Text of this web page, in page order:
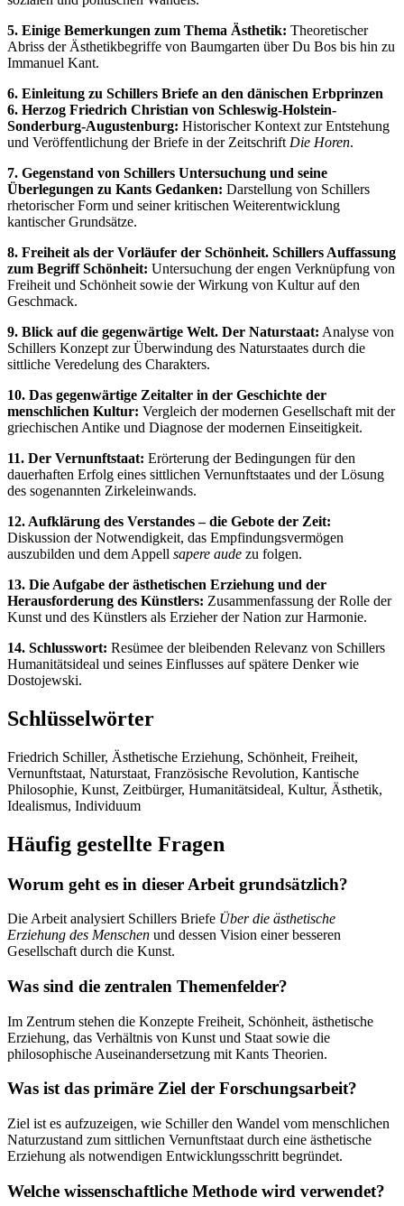
5. Einige Bemerkungen zum Thema Ästhetik: Theoretischer
Abriss der Ästhetikbegriffe von Baumgarten über Du Bos bis hin zu
Immanuel Kant.
6. Einleitung zu Schillers Briefe an den dänischen Erbprinzen
6. Herzog Friedrich Christian von Schleswig-Holstein-
Sonderburg-Augustenburg: Historischer Kontext zur Entstehung
und Veröffentlichung der Briefe in der Zeitschrift Die Horen.
7. Gegenstand von Schillers Untersuchung und seine
Überlegungen zu Kants Gedanken: Darstellung von Schillers
rhetorischer Form und seiner kritischen Weiterentwicklung
kantischer Grundsätze.
8. Freiheit als der Vorläufer der Schönheit. Schillers Auffassung
zum Begriff Schönheit: Untersuchung der engen Verknüpfung von
Freiheit und Schönheit sowie der Wirkung von Kultur auf den
Geschmack.
9. Blick auf die gegenwärtige Welt. Der Naturstaat: Analyse von
Schillers Konzept zur Überwindung des Naturstaates durch die
sittliche Veredelung des Charakters.
10. Das gegenwärtige Zeitalter in der Geschichte der
menschlichen Kultur: Vergleich der modernen Gesellschaft mit der
griechischen Antike und Diagnose der modernen Einseitigkeit.
11. Der Vernunftstaat: Erörterung der Bedingungen für den
dauerhaften Erfolg eines sittlichen Vernunftstaates und der Lösung
des sogenannten Zirkeleinwands.
12. Aufklärung des Verstandes – die Gebote der Zeit:
Diskussion der Notwendigkeit, das Empfindungsvermögen
auszubilden und dem Appell sapere aude zu folgen.
13. Die Aufgabe der ästhetischen Erziehung und der
Herausforderung des Künstlers: Zusammenfassung der Rolle der
Kunst und des Künstlers als Erzieher der Nation zur Harmonie.
14. Schlusswort: Resümee der bleibenden Relevanz von Schillers
Humanitätsideal und seines Einflusses auf spätere Denker wie
Dostojewski.
Schlüsselwörter
Friedrich Schiller, Ästhetische Erziehung, Schönheit, Freiheit,
Vernunftstaat, Naturstaat, Französische Revolution, Kantische
Philosophie, Kunst, Zeitbürger, Humanitätsideal, Kultur, Ästhetik,
Idealismus, Individuum
Häufig gestellte Fragen
Worum geht es in dieser Arbeit grundsätzlich?
Die Arbeit analysiert Schillers Briefe Über die ästhetische
Erziehung des Menschen und dessen Vision einer besseren
Gesellschaft durch die Kunst.
Was sind die zentralen Themenfelder?
Im Zentrum stehen die Konzepte Freiheit, Schönheit, ästhetische
Erziehung, das Verhältnis von Kunst und Staat sowie die
philosophische Auseinandersetzung mit Kants Theorien.
Was ist das primäre Ziel der Forschungsarbeit?
Ziel ist es aufzuzeigen, wie Schiller den Wandel vom menschlichen
Naturzustand zum sittlichen Vernunftstaat durch eine ästhetische
Erziehung als notwendigen Entwicklungsschritt begründet.
Welche wissenschaftliche Methode wird verwendet?